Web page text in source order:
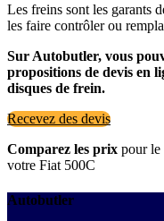
Les freins sont les garants
les faire contrôler ou
Sur Autobutler, vous
propositions de devis en
disques de frein.
Recevez des devis
Comparez les prix pour le
votre Fiat 500C
Autobutler